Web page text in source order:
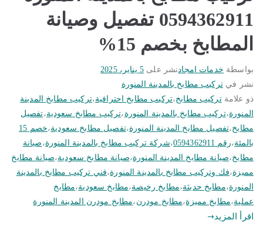
0594362911 تفصيل وصيانة
المطابخ بخصم 15%
بواسطة خدمات امجادنشر على 5 يناير، 2025
نشر فيتركيب مطابخ بالمدينة المنورة
ذو علامةتركيب مطابخ،تركيب مطابخ احترافية،تركيب مطابخ المدينة
المنورة،تركيب مطابخ بالمدينة المنورة ،تركيب مطابخ سعودية،تفصيل
مطابخ،تفصيل مطابخ المدينة المنورة،تفصيل مطابخ سعودية،
خصم 15
بالمئة،رقم 0594362911 ،شركة تركيب مطابخ بالمدينة المنورة، صيانة
مطابخ،صيانة مطابخ المدينة المنورة،صيانة مطابخ سعودية،صيانة مطابخ
مميزة،فك وتركيب مطابخ بالمدينة المنورة،فني تركيب مطابخ بالمدينة
المنورة،مطابخ حديثة،مطابخ رخيصة،مطابخ سعودية،مطابخ
عملية،مطابخ مميزة،مطابخ مودرن ،مطابخ مودرن المدينة المنورة
اقرأ المزيد